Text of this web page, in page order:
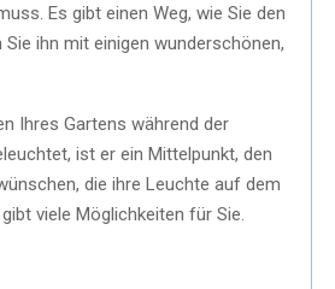
Es gibt einen Weg, wie Sie den
ihn mit einigen wunderschönen,
Ihres Gartens während der
ist er ein Mittelpunkt, den
die ihre Leuchte auf dem
viele Möglichkeiten für Sie.